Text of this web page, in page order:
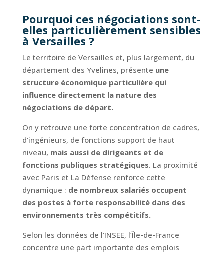
Pourquoi ces négociations sont-
elles particulièrement sensibles
à Versailles ?
Le territoire de Versailles et, plus largement, du
département des Yvelines, présente une
structure économique particulière qui
influence directement la nature des
négociations de départ.
On y retrouve une forte concentration de cadres,
d’ingénieurs, de fonctions support de haut
niveau, mais aussi de dirigeants et de
fonctions publiques stratégiques. La proximité
avec Paris et La Défense renforce cette
dynamique : de nombreux salariés occupent
des postes à forte responsabilité dans des
environnements très compétitifs.
Selon les données de l’INSEE, l’Île-de-France
concentre une part importante des emplois